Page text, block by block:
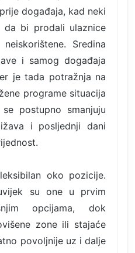
događaja, kad neki
da bi prodali ulaznice
Sredina
i samog događaja
je tada potražnja na
programe situacija
postupno smanjuju
i posljednji dani
oko pozicije.
su one u prvim
opcijama, dok
zone ili stajaće
povoljnije uz i dalje